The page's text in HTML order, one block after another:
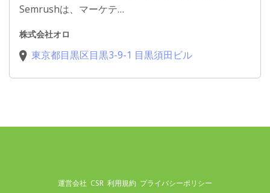
Semrushは、マーケテ…
株式会社オロ
東京都目黒区目黒3-9-1 目黒須田ビル
運営会社 CSR 利用規約 プライバシーポリシー